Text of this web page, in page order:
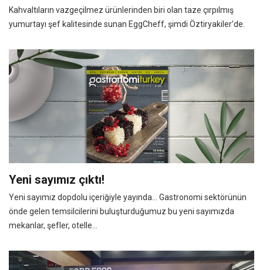
Kahvaltıların vazgeçilmez ürünlerinden biri olan taze çırpılmış
yumurtayı şef kalitesinde sunan EggCheff, şimdi Öztiryakiler’de.
Yeni sayımız çıktı!
Yeni sayımız dopdolu içeriğiyle yayında... Gastronomi sektörünün
önde gelen temsilcilerini buluşturduğumuz bu yeni sayımızda
mekanlar, şefler, otelle...